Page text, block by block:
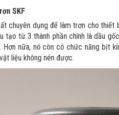
SKF
chuyên dụng để làm trơn cho
tạo từ 3 thành phần chính là dầu
Hơn nữa, nó còn có chức năng bịt
liệu không nén được.